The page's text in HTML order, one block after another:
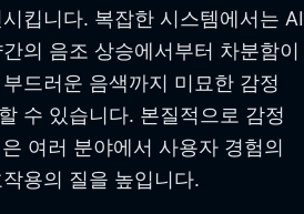
킵니다. 복잡한 시스템에서는 AI
의 음조 상승에서부터 차분함이
드러운 음색까지 미묘한 감정
수 있습니다. 본질적으로 감정
여러 분야에서 사용자 경험의
용의 질을 높입니다.